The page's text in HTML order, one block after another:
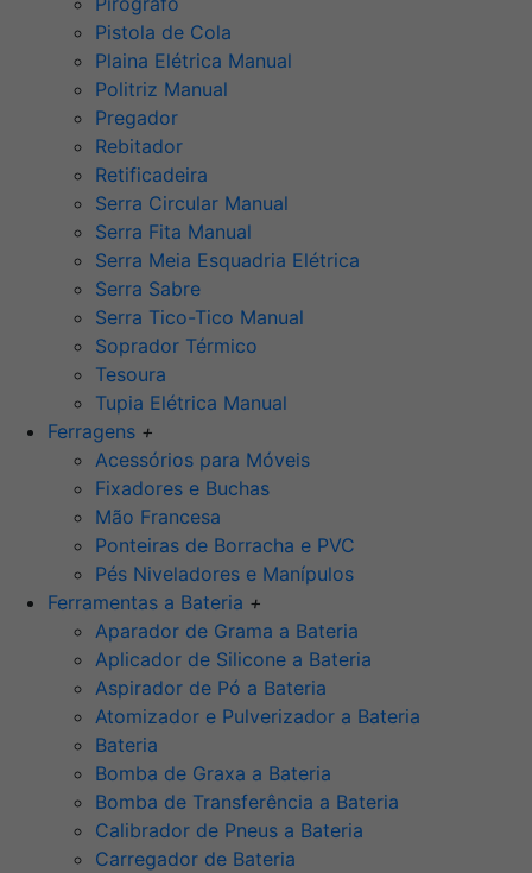
Pistola de Cola
Plaina Elétrica Manual
Politriz Manual
Pregador
Rebitador
Retificadeira
Serra Circular Manual
Serra Fita Manual
Serra Meia Esquadria Elétrica
Serra Sabre
Serra Tico-Tico Manual
Soprador Térmico
Tesoura
Tupia Elétrica Manual
Ferragens +
Acessórios para Móveis
Fixadores e Buchas
Mão Francesa
Ponteiras de Borracha e PVC
Pés Niveladores e Manípulos
Ferramentas a Bateria +
Aparador de Grama a Bateria
Aplicador de Silicone a Bateria
Aspirador de Pó a Bateria
Atomizador e Pulverizador a Bateria
Bateria
Bomba de Graxa a Bateria
Bomba de Transferência a Bateria
Calibrador de Pneus a Bateria
Carregador de Bateria